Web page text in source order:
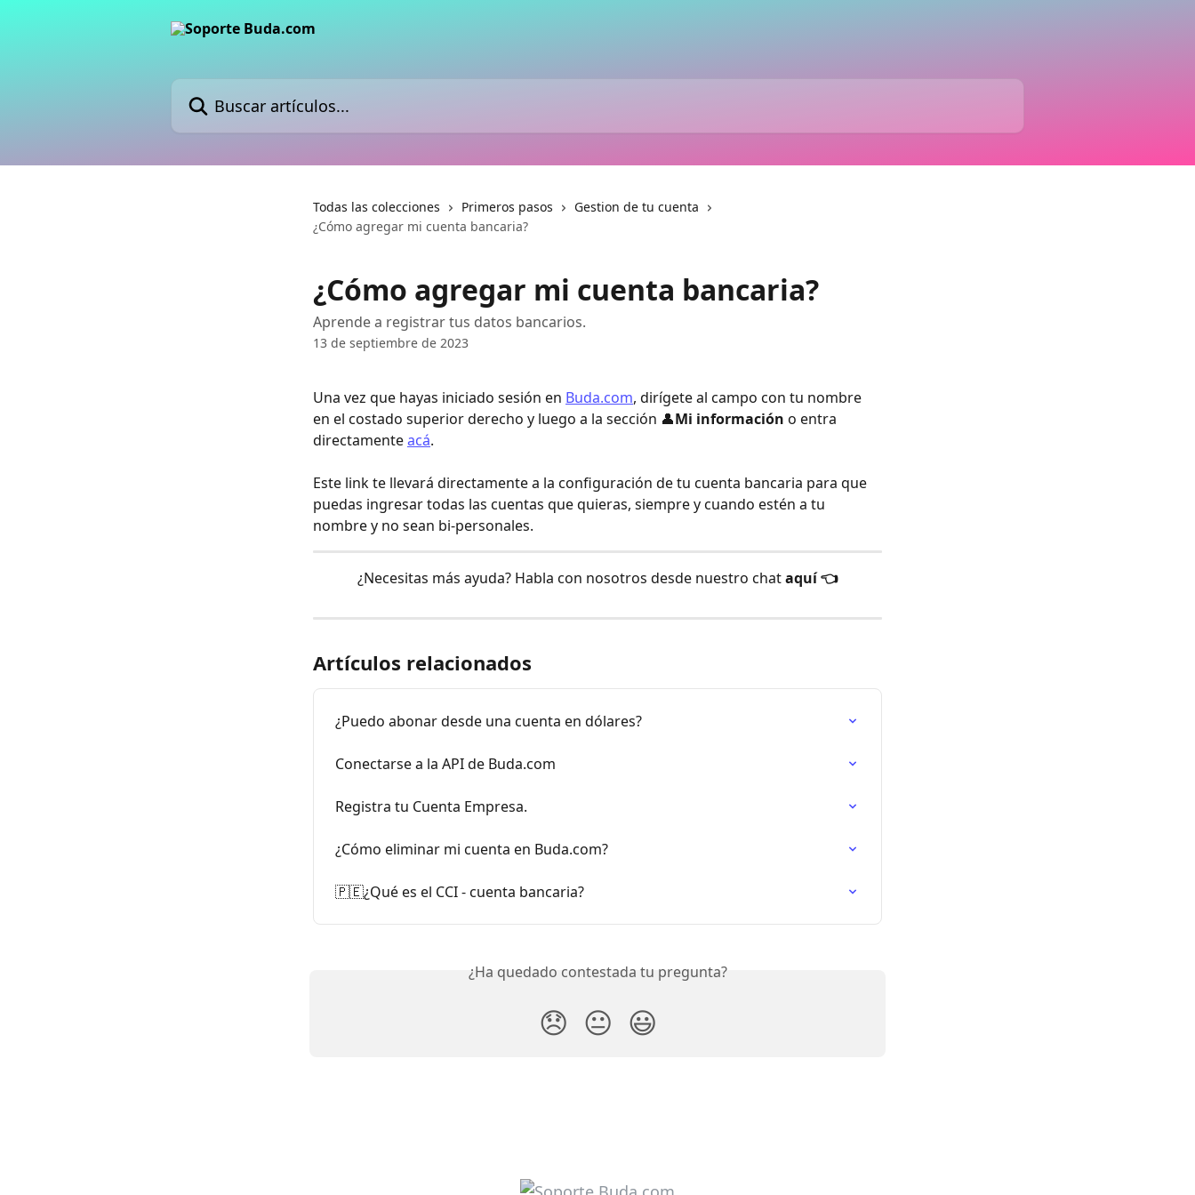
Buscar artículos...
Todas las colecciones Primeros pasos
Gestion de tu cuenta
¿Cómo agregar mi cuenta bancaria?
¿Cómo agregar mi cuenta bancaria?
Aprende a registrar tus datos bancarios.
13 de septiembre de 2023
Una vez que hayas iniciado sesión en Buda.com, dirígete al campo con tu nombre
en el costado superior derecho y luego a la sección 👤Mi información o entra
directamente acá.
Este link te llevará directamente a la configuración de tu cuenta bancaria para que
puedas ingresar todas las cuentas que quieras, siempre y cuando estén a tu
nombre y no sean bi-personales.
¿Necesitas más ayuda? Habla con nosotros desde nuestro chat aquí 👈
Artículos relacionados
¿Puedo abonar desde una cuenta en dólares?
Conectarse a la API de Buda.com
Registra tu Cuenta Empresa.
¿Cómo eliminar mi cuenta en Buda.com?
🇵🇪¿Qué es el CCI - cuenta bancaria?
¿Ha quedado contestada tu pregunta?
😞 😐 😃